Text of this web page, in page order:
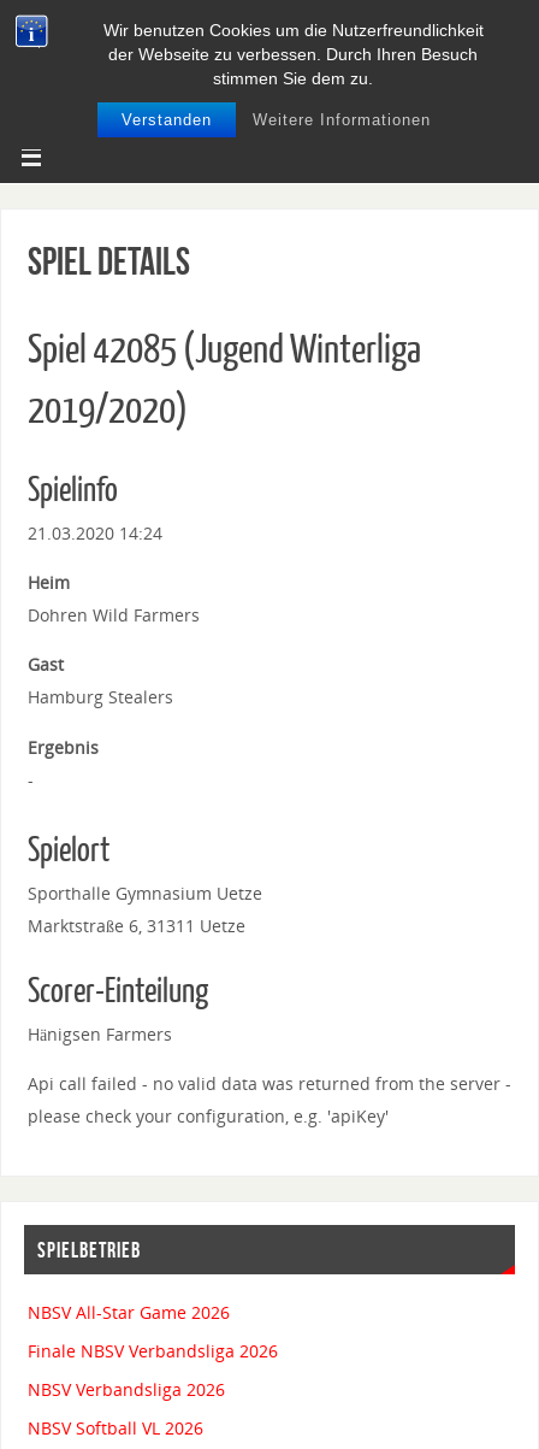
Wir benutzen Cookies um die Nutzerfreundlichkeit
der Webseite zu verbessen. Durch Ihren Besuch
stimmen Sie dem zu.
Verstanden Weitere Informationen
BASEBALL UND SOFTBALL IN
NIEDERSACHSEN
Spiel Details
Spiel 42085 (Jugend Winterliga
2019/2020)
Spielinfo
21.03.2020 14:24
Heim
Dohren Wild Farmers
Gast
Hamburg Stealers
Ergebnis
-
Spielort
Sporthalle Gymnasium Uetze
Marktstraße 6, 31311 Uetze
Scorer-Einteilung
Hänigsen Farmers
Api call failed - no valid data was returned from the server -
please check your configuration, e.g. 'apiKey'
SPIELBETRIEB
NBSV All-Star Game 2026
Finale NBSV Verbandsliga 2026
NBSV Verbandsliga 2026
NBSV Softball VL 2026